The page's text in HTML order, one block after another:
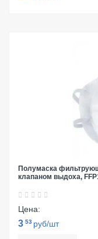
Полумаска
клапаном выдоха,
Цена:
3 53 руб/шт